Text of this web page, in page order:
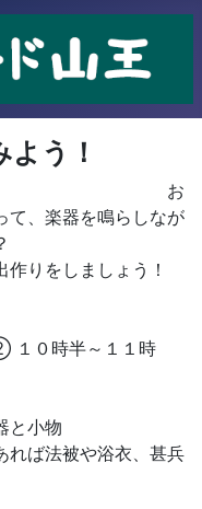
う！
お
て、楽器を鳴らしなが
りをしましょう！
０時半～１１時
と小物
れば法被や浴衣、甚兵